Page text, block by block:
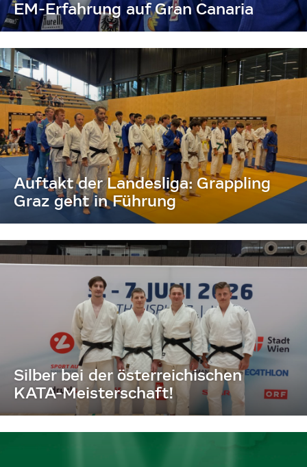
EM-Erfahrung auf Gran Canaria
Auftakt der Landesliga: Grappling
Graz geht in Führung
Silber bei der österreichischen
KATA-Meisterschaft!